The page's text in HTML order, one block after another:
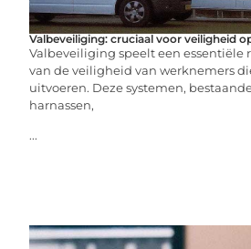
Valbeveiliging: cruciaal voor veiligheid
Valbeveiliging speelt een essentiële
van de veiligheid van werknemers
uitvoeren. Deze systemen,
harnassen,
...